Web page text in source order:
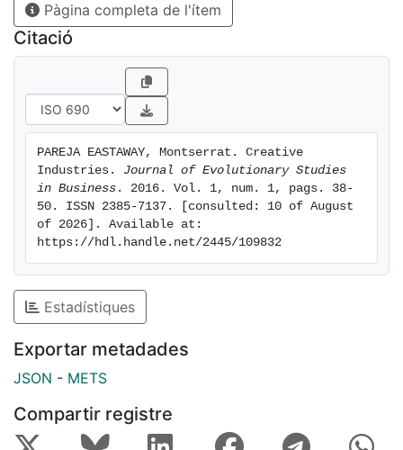
Pàgina completa de l'ítem
Citació
PAREJA EASTAWAY, Montserrat. Creative
Industries. Journal of Evolutionary Studies
in Business . 2016. Vol. 1, num. 1, pags. 38-
50. ISSN 2385-7137. [consulted: 10 of August
of 2026]. Available at:
https://hdl.handle.net/2445/109832
Estadístiques
Exportar metadades
JSON - METS
Compartir registre